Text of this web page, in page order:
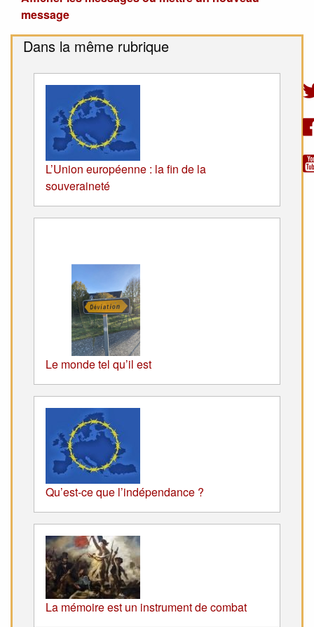
message
Dans la même rubrique
L’Union européenne : la fin de la
souveraineté
Le monde tel qu’il est
Qu’est-ce que l’indépendance ?
La mémoire est un instrument de combat